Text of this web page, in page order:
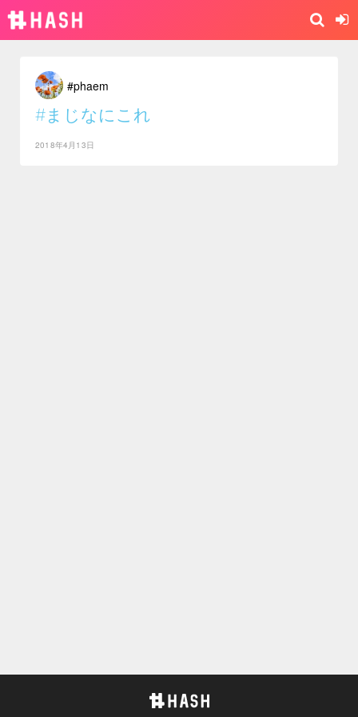
#phaem
#まじなにこれ
2018年4月13日